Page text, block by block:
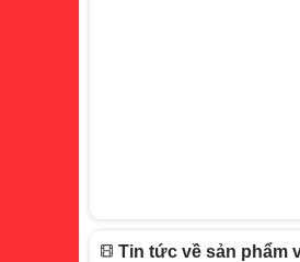
Tin tức về sản phẩm